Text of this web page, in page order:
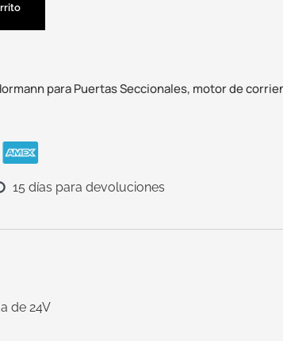
para Puertas Seccionales, motor de
15 días para devoluciones
de 24V